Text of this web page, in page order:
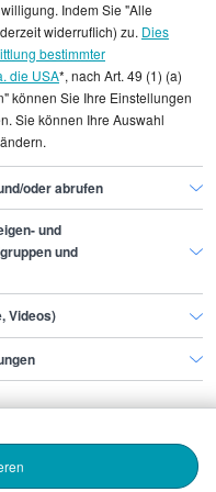
können nicht
werden.
in Bonn
Indem Sie "Alle
widerruflich) zu. Dies
bestimmter
die USA*, nach Art. 49 (1) (a)
können Sie Ihre Einstellungen
Sie können Ihre Auswahl
oder abrufen
und
und
Videos)